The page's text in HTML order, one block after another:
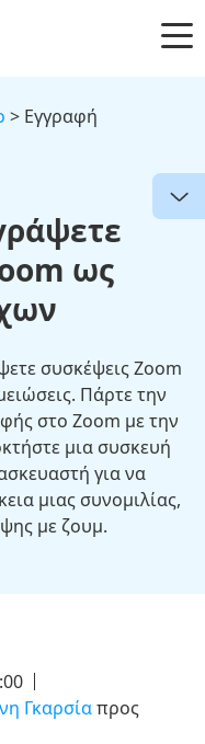
> Εγγραφή
ως
συσκέψεις Zoom
Πάρτε την
στο Zoom με την
μια συσκευή
για να
μιας συνομιλίας,
με ζουμ.
Γκαρσίαπρος